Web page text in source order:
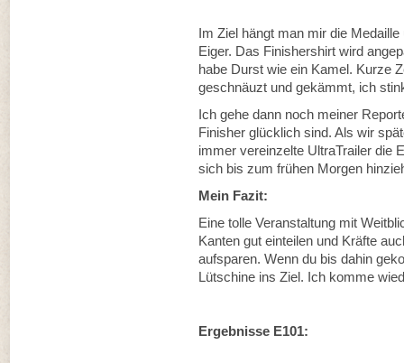
Im Ziel hängt man mir die
Eiger. Das Finishershirt wird
habe Durst wie ein Kamel. Kurze
geschnäuzt und gekämmt, ich
Ich gehe dann noch meiner
Finisher glücklich sind. Als wir
immer vereinzelte UltraTrailer die
sich bis zum frühen Morgen
Mein Fazit:
Eine tolle Veranstaltung mit
Kanten gut einteilen und Kräfte
aufsparen. Wenn du bis dahin
Lütschine ins Ziel. Ich komme
Ergebnisse E101: